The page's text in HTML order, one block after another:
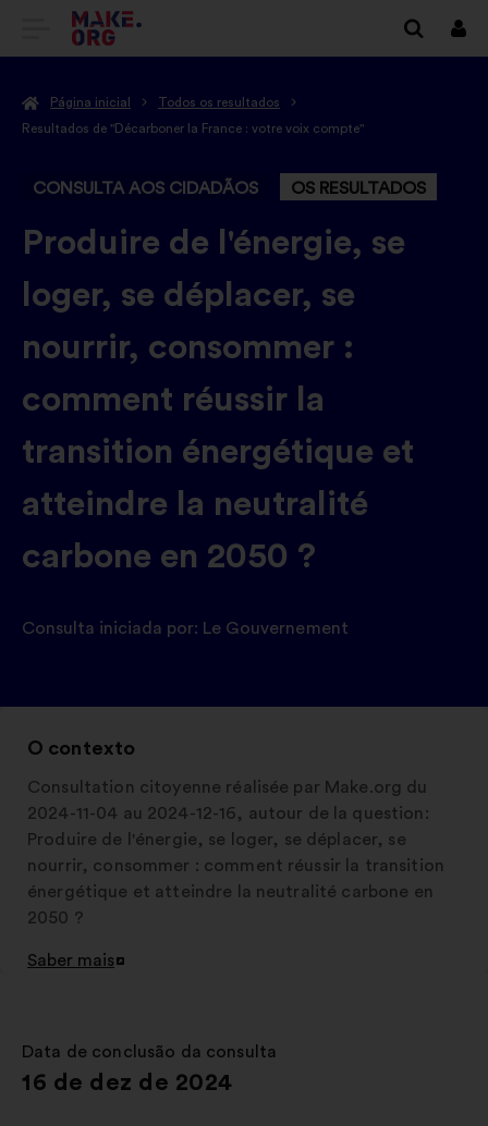
IR
A
INICIAL
DO
SÍTIO
INTERNET
MAKE.ORG
Página inicial
Todos os resultados
Resultados de "Décarboner la France : votre voix compte"
CONSULTA AOS CIDADÃOS OS RESULTADOS
-Produire de l'énergie, se
loger, se déplacer, se
nourrir, consommer :
comment réussir la
transition énergétique et
atteindre la neutralité
carbone en 2050 ?
Consulta iniciada por: Le Gouvernement
O contexto
Consultation citoyenne réalisée par Make.org du
2024-11-04 au 2024-12-16, autour de la question:
Produire de l'énergie, se loger, se déplacer, se
nourrir, consommer : comment réussir la transition
énergétique et atteindre la neutralité carbone en
2050 ?
Saber mais
Abertura
separador
Data de conclusão da consulta
:
16 de dez de 2024